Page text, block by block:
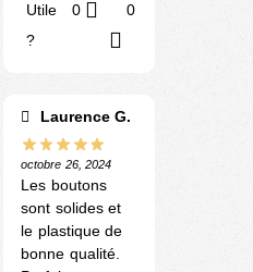
Utile
?
0 0
Laurence G.
octobre 26, 2024
Les boutons
sont solides et
le plastique de
bonne qualité.